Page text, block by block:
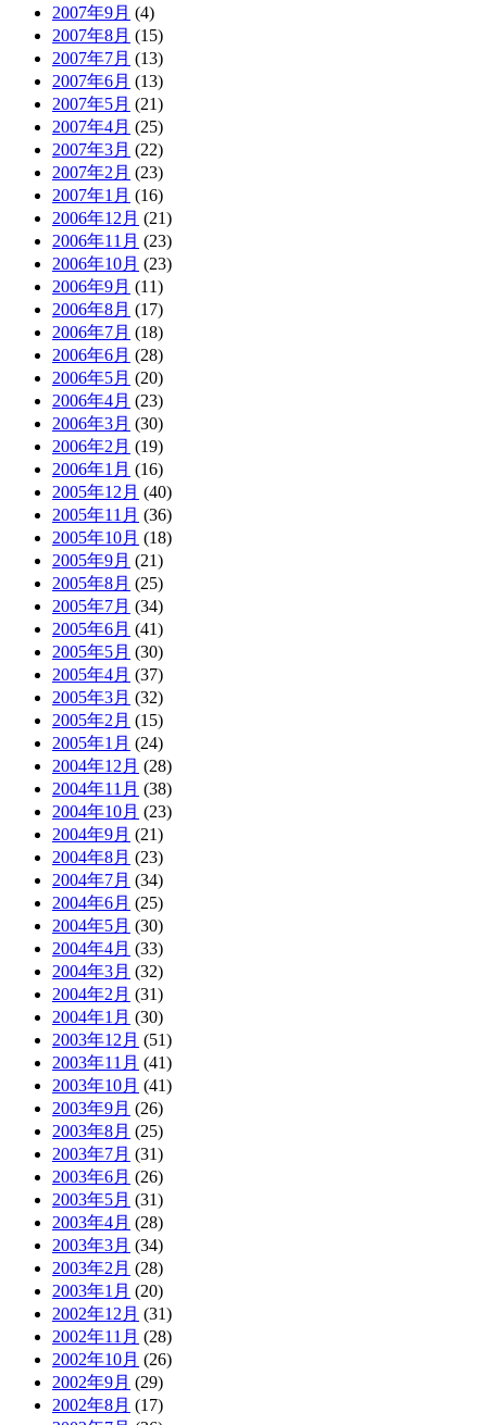
2007年9月 (4)
2007年8月 (15)
2007年7月 (13)
2007年6月 (13)
2007年5月 (21)
2007年4月 (25)
2007年3月 (22)
2007年2月 (23)
2007年1月 (16)
2006年12月 (21)
2006年11月 (23)
2006年10月 (23)
2006年9月 (11)
2006年8月 (17)
2006年7月 (18)
2006年6月 (28)
2006年5月 (20)
2006年4月 (23)
2006年3月 (30)
2006年2月 (19)
2006年1月 (16)
2005年12月 (40)
2005年11月 (36)
2005年10月 (18)
2005年9月 (21)
2005年8月 (25)
2005年7月 (34)
2005年6月 (41)
2005年5月 (30)
2005年4月 (37)
2005年3月 (32)
2005年2月 (15)
2005年1月 (24)
2004年12月 (28)
2004年11月 (38)
2004年10月 (23)
2004年9月 (21)
2004年8月 (23)
2004年7月 (34)
2004年6月 (25)
2004年5月 (30)
2004年4月 (33)
2004年3月 (32)
2004年2月 (31)
2004年1月 (30)
2003年12月 (51)
2003年11月 (41)
2003年10月 (41)
2003年9月 (26)
2003年8月 (25)
2003年7月 (31)
2003年6月 (26)
2003年5月 (31)
2003年4月 (28)
2003年3月 (34)
2003年2月 (28)
2003年1月 (20)
2002年12月 (31)
2002年11月 (28)
2002年10月 (26)
2002年9月 (29)
2002年8月 (17)